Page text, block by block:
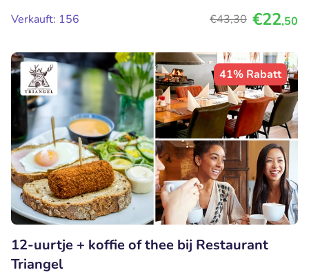
Verkauft: 156 €43,30 €22,50
41% Rabatt
12-uurtje + koffie of thee bij Restaurant
Triangel